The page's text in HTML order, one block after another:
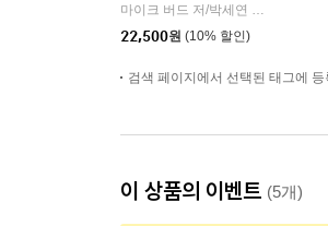
마이크 버드 저/박세연 역
알에이
22,500원 (10% 할인)
검색 페이지에서 선택된 태그에
이 상품의 이벤트 (5개)